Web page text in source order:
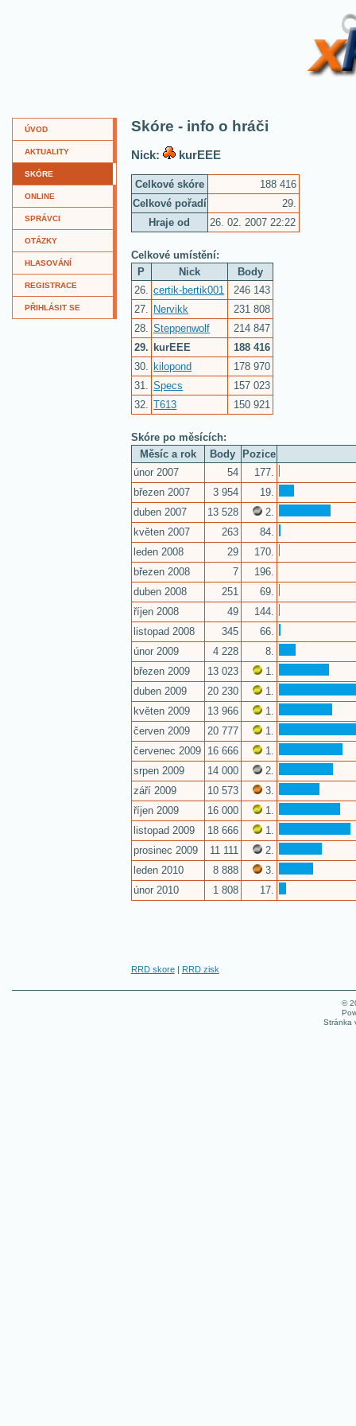
ÚVOD
AKTUALITY
SKÓRE
ONLINE
SPRÁVCI
OTÁZKY
HLASOVÁNÍ
REGISTRACE
PŘIHLÁSIT SE
Skóre - info o hráči
Nick: kurEEE
Celkové skóre
188 416
Celkové pořadí
29.
Hraje od
26. 02. 2007 22:22
Celkové umístění:
P
Nick
Body
26.
certik-bertik001
246 143
27.
Nervikk
231 808
28.
Steppenwolf
214 847
29. kurEEE
188 416
30.
kilopond
178 970
31.
Specs
157 023
32.
T613 150 921
Skóre po měsících:
Měsíc a rok
Body
Pozice
únor 2007
54
177.
březen 2007
3 954
19.
duben 2007
13 528
2.
květen 2007
263
84.
leden 2008
29
170.
březen 2008
7
196.
duben 2008
251
69.
říjen 2008
49
144.
listopad 2008
345
66.
únor 2009
4 228
8.
březen 2009
13 023
1.
duben 2009
20 230
1.
květen 2009
13 966
1.
červen 2009
20 777
1.
červenec 2009 16 666
1.
srpen 2009
14 000
2.
září 2009
10 573
3.
říjen 2009
16 000
1.
listopad 2009
18 666
1.
prosinec 2009
11 111
2.
leden 2010
8 888
3.
únor 2010
1 808 17.
RRD skore| RRD zisk
©
Stránka